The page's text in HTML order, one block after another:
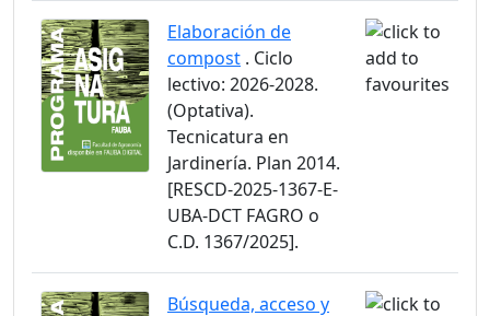
Elaboración de
compost . Ciclo
lectivo: 2026-2028.
(Optativa).
Tecnicatura en
Jardinería. Plan 2014.
[RESCD-2025-1367-E-
UBA-DCT FAGRO o
C.D. 1367/2025].
Búsqueda, acceso y